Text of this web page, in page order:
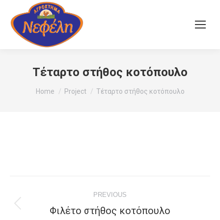
Τέταρτο στήθος κοτόπουλο
You are here:
Home Project Τέταρτο στήθος κοτόπουλο
navigation
PREVIOUS
Previous
Φιλέτο στήθος κοτόπουλο